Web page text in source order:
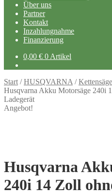
Über uns
Partner
Kontakt
Inzahlungnahme
Finanzierung
0,00 € 0 Artikel
Start /HUSQVARNA /
Husqvarna Akku Motorsäge 240i
Ladegerät
Angebot!
Husqvarna
240i 14 Zoll